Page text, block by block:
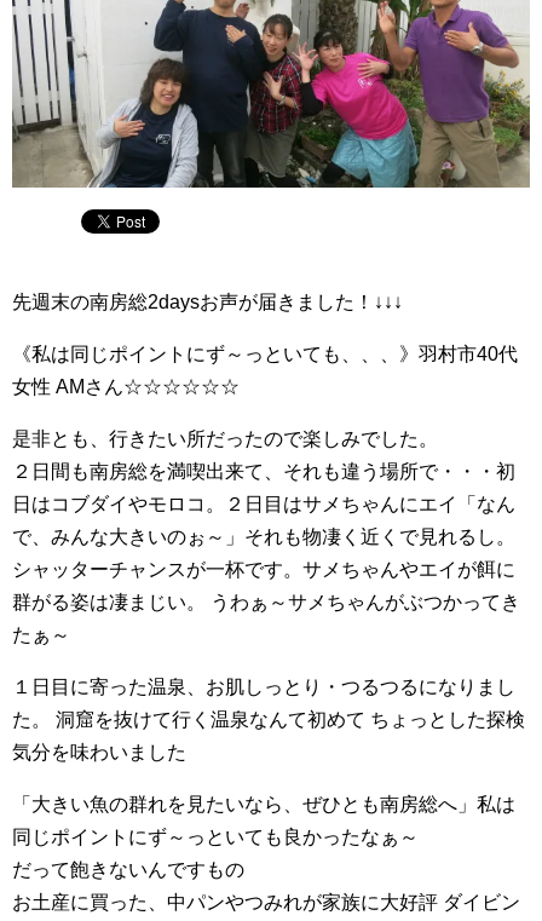
先週末の南房総2daysお声が届きました！↓↓↓
《私は同じポイントにず～っといても、、、》羽村市40代
女性 AMさん☆☆☆☆☆☆
是非とも、行きたい所だったので楽しみでした。
２日間も南房総を満喫出来て、それも違う場所で・・・初
日はコブダイやモロコ。２日目はサメちゃんにエイ「なん
で、みんな大きいのぉ～」それも物凄く近くで見れるし。
シャッターチャンスが一杯です。サメちゃんやエイが餌に
群がる姿は凄まじい。 うわぁ～サメちゃんがぶつかってき
たぁ～
１日目に寄った温泉、お肌しっとり・つるつるになりまし
た。 洞窟を抜けて行く温泉なんて初めて ちょっとした探検
気分を味わいました
「大きい魚の群れを見たいなら、ぜひとも南房総へ」私は
同じポイントにず～っといても良かったなぁ～
だって飽きないんですもの
お土産に買った、中パンやつみれが家族に大好評 ダイビン